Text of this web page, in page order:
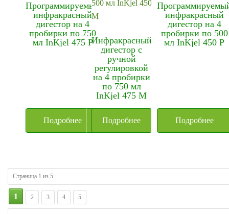
Программируемый
инфракрасный
дигестор на 4
пробирки по 750
мл InKjel 475 P
Подробнее
Инфракрасный
дигестор с
ручной
регулировкой
на 4 пробирки
по 750 мл
InKjel 475 M
Подробнее
инфракрасный
дигестор на 4
пробирки по 500
мл InKjel 450 P
Подробнее
Страница 1 из 5
1 2 3 4 5